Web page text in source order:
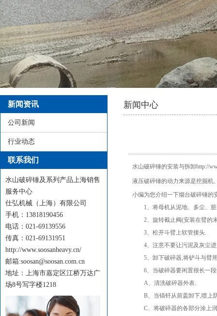
新闻资讯
公司新闻
行业动态
联系我们
水山破碎锤及系列产品上海销售
服务中心
仕弘机械（上海）有限公司
手机：13818190456
电话：021-69139556
传真：021-69131951
http://www.soosanheavy.cn/
邮箱:soosan@soosan.com.cn
地址：上海市嘉定区江桥万达广
场8号写字楼1218
新闻中心
水山破碎锤的安装与拆卸http://
液压破碎锤的动力来源是挖掘机
小编为您介绍一下烟台破碎锤的
1、将母机从泥地、多尘、脏
2、旋转截止阀(安装在臂的末
3、松开斗臂上软管接头.
4、注意不要让污泥及灰尘进
5、卸下破碎器,将铲斗与臂用
6、当破碎器要闲置很长一段
A、清洗破碎器外表.
B、当镐钎从前盖卸下,喷上防
C、将破碎器的各部分涂上润